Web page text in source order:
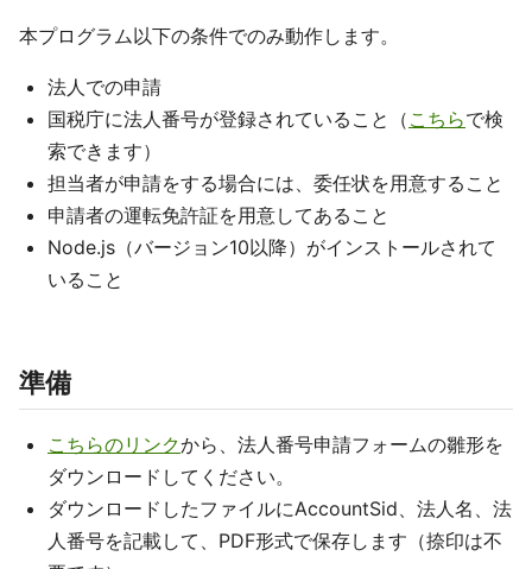
本プログラム以下の条件でのみ動作します。
法人での申請
国税庁に法人番号が登録されていること（ こちらで検
索できます）
担当者が申請をする場合には、委任状を用意すること
申請者の運転免許証を用意してあること
Node.js（バージョン10以降）がインストールされて
いること
準備
こちらのリンクから、法人番号申請フォームの雛形を
ダウンロードしてください。
ダウンロードしたファイルにAccountSid、法人名、法
人番号を記載して、PDF形式で保存します（捺印は不